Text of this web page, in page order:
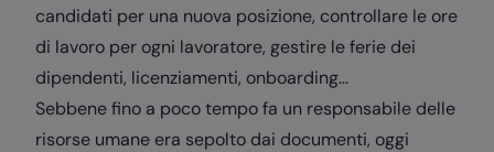
candidati per una nuova posizione, controllare le ore
di lavoro per ogni lavoratore, gestire le ferie dei
dipendenti, licenziamenti, onboarding…
Sebbene fino a poco tempo fa un responsabile delle
risorse umane era sepolto dai documenti, oggi